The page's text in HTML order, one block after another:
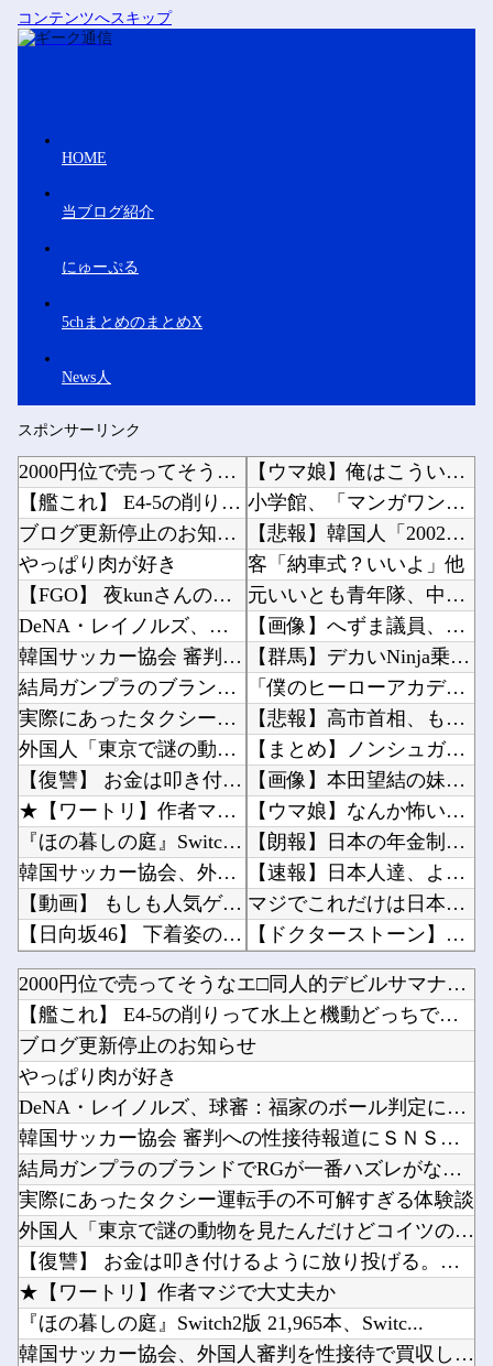
コンテンツへスキップ
HOME
当ブログ紹介
にゅーぷる
5chまとめのまとめX
News人
スポンサーリンク
2000円位で売ってそうなエ□同人的デビルサマナー 第2話
【艦これ】 E4-5の削りって水上と機動どっちでやったでち？
ブログ更新停止のお知らせ
やっぱり肉が好き
【FGO】 夜kunさんのモルガンイラスト！！ 蝶の羽好きです！
DeNA・レイノルズ、球審：福家のボール判定にフリーズ…カメラ、ズームアップ
韓国サッカー協会 審判への性接待報道にＳＮＳ紛糾「徹底追及」「２００２年はどうなの？」
結局ガンプラのブランドでRGが一番ハズレがないよね？
実際にあったタクシー運転手の不可解すぎる体験談
外国人「東京で謎の動物を見たんだけどコイツの正体分かる？」
【復讐】 お金は叩き付けるように放り投げる。慣れない子がレジ打つと舌打ちしておっせーなと言...
★【ワートリ】作者マジで大丈夫か
『ほの暮しの庭』Switch2版 21,965本、Switch版 12,458本
韓国サッカー協会、外国人審判を性接待で買収していた事が判明
【動画】 もしも人気ゲーム「ＧＴＡ」が日本を舞台にしていたら…ｗ！！
【日向坂46】 下着姿のかほりん、大丈夫かこれ…
【悲報】 VTuberさん『天使じゃないのよ。貴方のイメージで見ないでほしい私は普通の女の...
女優・武田玲奈、水着封印したはずがさっそく解禁ｗｗやっぱり最高だったぞ！！
【AI】 AI使い自然界にないウイルスを作製 米スタンフォード大学が成果発表
Powered by livedoor 相互RSS
【ウマ娘】俺はこういう元気いっぱいな子が好きなだけなんだ…他
小学館、「マンガワン」とは別の大問題が判明してしまう…他
【悲報】韓国人「2002年のワールドカップで韓国が4強になれたのって買収したからじゃないの...
客「納車式？いいよ」他
元いいとも青年隊、中居正広の”素顔”を暴露他
【画像】へずま議員、被災地でめちゃくちゃ働いて老人たちを笑顔にしてしまうwwwwwwwww...
【群馬】デカいNinja乗りさん、後方確認しない軽四に当てられてしまう。他
「僕のヒーローアカデミア」とかいう常にわいのツボより一歩ズレたところを押し続けてくる作品ｗ...
【悲報】高市首相、もはやマッサージを受けただけで叩かれてしまう他
【まとめ】ノンシュガー炭酸水、「カッコつけてるだけ」と一刀両断→エッヂ民の飲み物論争が白熱...
【画像】本田望結の妹、姉妹で並んだ姿が大変素晴らしいと話題にw w w w w w w他
【ウマ娘】なんか怖い動画が流れてきたんだが…（ﾋｴｯ他
【朗報】日本の年金制度、GPIFの運用が思ったより好調なおかげでなんとかなりそう他
【速報】日本人達、ようやく気づいた模様・・・・・他
マジでこれだけは日本製じゃないとダメな物 、ガチで何がある？他
【ドクターストーン】とかいうクソおもろい作品ｗｗｗ他
ジェリド専用バウンド・ドックって商品化されないな他
【ニュース】韓国メディア「幻となった女性天皇。日本皇族に韓半島の男の血が入る可能性がゼロに...
【ラブライブ！】私のことになると饒舌になっちゃう花帆先輩【蓮ノ空】他
【悲報】折りたたみスマホ買ったのに届かない(´；ω；｀)他
【にじ甲2026】イメージより繊細な宇佐美他
DL版を買う奴の特徴「50％OFFが購入最低ライン」他
韓国人「村上宗隆、100マイルの速球を打ち砕く2試合連発26号ソロホームラン！」→「うらや...
【フレームアームズ・ガール】「ミヅキ School Swimsuits ホワイトVer.」...
Powered by livedoor 相互RSS
2000円位で売ってそうなエ□同人的デビルサマナー 第2話
【艦これ】 E4-5の削りって水上と機動どっちでやったでち？
ブログ更新停止のお知らせ
やっぱり肉が好き
DeNA・レイノルズ、球審：福家のボール判定にフリーズ…カメ...
韓国サッカー協会 審判への性接待報道にＳＮＳ紛糾「徹底追及」...
結局ガンプラのブランドでRGが一番ハズレがないよね？
実際にあったタクシー運転手の不可解すぎる体験談
外国人「東京で謎の動物を見たんだけどコイツの正体分かる？」
【復讐】 お金は叩き付けるように放り投げる。慣れない子がレジ...
★【ワートリ】作者マジで大丈夫か
『ほの暮しの庭』Switch2版 21,965本、Switc...
韓国サッカー協会、外国人審判を性接待で買収していた事が判明